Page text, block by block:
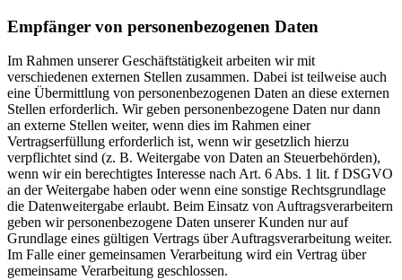
Empfänger von personenbezogenen Daten
Im Rahmen unserer Geschäftstätigkeit arbeiten wir mit
verschiedenen externen Stellen zusammen. Dabei ist teilweise auch
eine Übermittlung von personenbezogenen Daten an diese externen
Stellen erforderlich. Wir geben personenbezogene Daten nur dann
an externe Stellen weiter, wenn dies im Rahmen einer
Vertragserfüllung erforderlich ist, wenn wir gesetzlich hierzu
verpflichtet sind (z. B. Weitergabe von Daten an Steuerbehörden),
wenn wir ein berechtigtes Interesse nach Art. 6 Abs. 1 lit. f DSGVO
an der Weitergabe haben oder wenn eine sonstige Rechtsgrundlage
die Datenweitergabe erlaubt. Beim Einsatz von Auftragsverarbeitern
geben wir personenbezogene Daten unserer Kunden nur auf
Grundlage eines gültigen Vertrags über Auftragsverarbeitung weiter.
Im Falle einer gemeinsamen Verarbeitung wird ein Vertrag über
gemeinsame Verarbeitung geschlossen.